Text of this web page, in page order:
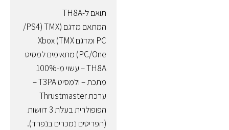
תואם ל-TH8A
המתאם מדגם (‏TMX (PS4/‏
PC ומדגם TMX) Xbox
One/‏PC) מתאימים למסיט
TH8A – עשוי מ-100%
מתכת – ולמסיט T3PA –
ערכת Thrustmaster
הפופולרית בעלת 3 דוושות
(הפריטים נמכרים בנפרד).